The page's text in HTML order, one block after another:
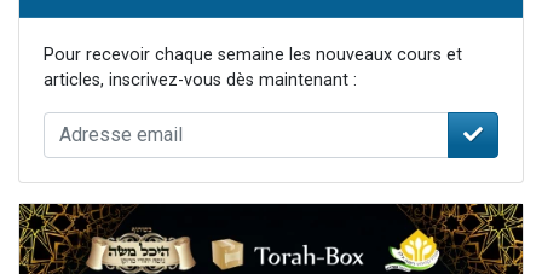
Pour recevoir chaque semaine les nouveaux cours et
articles, inscrivez-vous dès maintenant :